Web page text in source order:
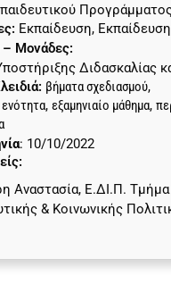
Εκπαίδευση,
Μονάδες:
Διδασκαλίας
βήματα σχεδιασμού,
ενότητα, εξαμηνιαίο μάθημα,
: 10/10/2022
Αναστασία, Ε.ΔΙ.Π. Τμήμα
& Κοινωνικής